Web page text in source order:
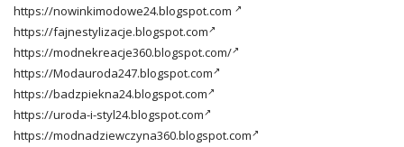
https://nowinkimodowe24.blogspot.com
https://fajnestylizacje.blogspot.com
https://modnekreacje360.blogspot.com/
https://Modauroda247.blogspot.com
https://badzpiekna24.blogspot.com
https://uroda-i-styl24.blogspot.com
https://modnadziewczyna360.blogspot.com